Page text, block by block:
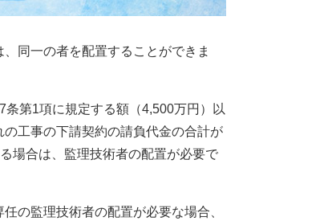
同一の者を配置することができま
第1項に規定する額（4,500万円）以
工事の下請契約の請負代金の合計が
場合は、監理技術者の配置が必要で
の監理技術者の配置が必要な場合、